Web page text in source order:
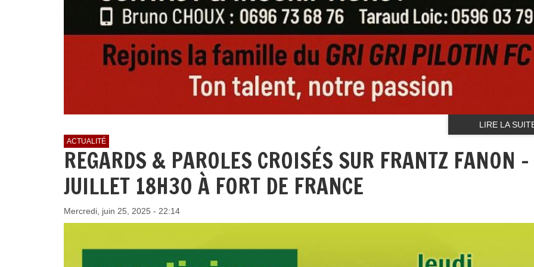
LIRE LA
ACTUALITÉ
REGARDS & PAROLES CROISÉS SUR FRANTZ FANON
JUILLET 18H30 À FORT DE FRANCE
Mercredi, juin 25, 2025 - 22:14